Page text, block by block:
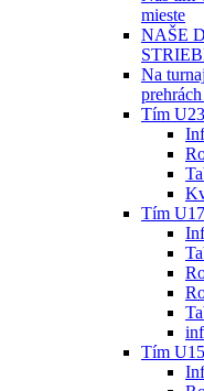
mieste
NAŠE
Na
Tím
Tím
Tím